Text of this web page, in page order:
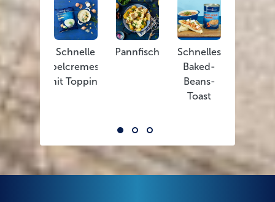
Schnelle
Zwiebelcremesuppe
mit Topping
Pannfisch
Schnelles
Baked-
Beans-
Toast